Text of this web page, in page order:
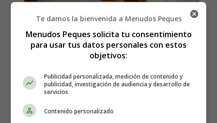
Cómo hacer Panqueques de
rollo de canela bajos en
carbohidratos - Recetas
Caseras
Te damos la bienvenida a Menudos Peques
Menudos Peques solicita tu consentimiento
para usar tus datos personales con estos
objetivos:
Publicidad personalizada, medición de contenido y
publicidad, investigación de audiencia y desarrollo de
servicios
Contenido personalizado